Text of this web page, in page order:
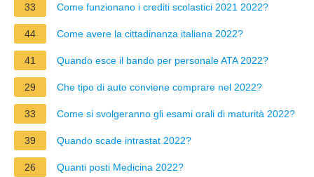
33 Come funzionano i crediti scolastici 2021 2022?
44 Come avere la cittadinanza italiana 2022?
41 Quando esce il bando per personale ATA 2022?
29 Che tipo di auto conviene comprare nel 2022?
33 Come si svolgeranno gli esami orali di maturità 2022?
39 Quando scade intrastat 2022?
26 Quanti posti Medicina 2022?